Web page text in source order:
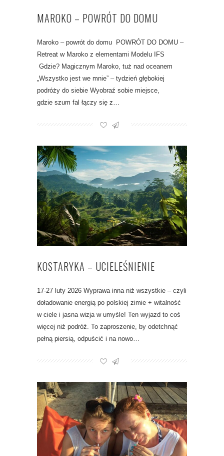
MAROKO – POWRÓT DO DOMU
Maroko – powrót do domu POWRÓT DO DOMU –
Retreat w Maroko z elementami Modelu IFS
Gdzie? Magicznym Maroko, tuż nad oceanem
„Wszystko jest we mnie” – tydzień głębokiej
podróży do siebie Wyobraź sobie miejsce,
gdzie szum fal łączy się z…
KOSTARYKA – UCIELEŚNIENIE
17-27 luty 2026 Wyprawa inna niż wszystkie – czyli
doładowanie energią po polskiej zimie + witalność
w ciele i jasna wizja w umyśle! Ten wyjazd to coś
więcej niż podróż. To zaproszenie, by odetchnąć
pełną piersią, odpuścić i na nowo…